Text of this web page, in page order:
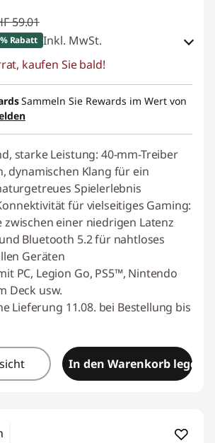
59.01
Rabatt Inkl. MwSt.
:-CHF 11.80
kaufen Sie bald!
Sammeln Sie Rewards im Wert von
starke Leistung: 40-mm-Treiber
dynamischen Klang für ein
Spielerlebnis
für vielseitiges Gaming:
zwischen einer niedrigen Latenz
Bluetooth 5.2 für nahtloses
Geräten
PC, Legion Go, PS5™, Nintendo
Deck usw.
Lieferung 11.08. bei Bestellung bis
In den Warenkorb legen